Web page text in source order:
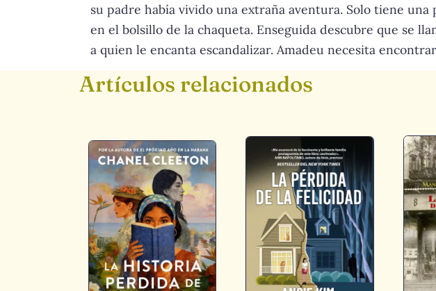
su padre había vivido una extraña aventura. Solo tiene
en el bolsillo de la chaqueta. Enseguida descubre que se
a quien le encanta escandalizar. Amadeu necesita
Artículos relacionados